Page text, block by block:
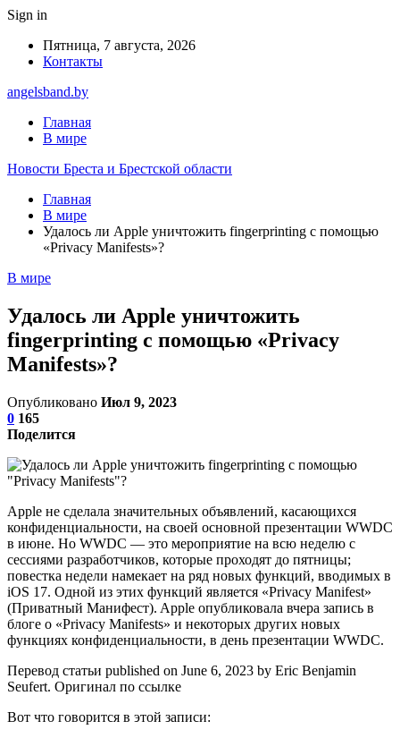
Sign in
Пятница, 7 августа, 2026
Контакты
angelsband.by
Главная
В мире
Новости Бреста и Брестской области
Главная
В мире
Удалось ли Apple уничтожить fingerprinting с помощью
«Privacy Manifests»?
В мире
Удалось ли Apple уничтожить
fingerprinting с помощью «Privacy
Manifests»?
Опубликовано Июл 9, 2023
0 165
Поделится
Apple не сделала значительных объявлений, касающихся
конфиденциальности, на своей основной презентации WWDC
в июне. Но WWDC — это мероприятие на всю неделю с
сессиями разработчиков, которые проходят до пятницы;
повестка недели намекает на ряд новых функций, вводимых в
iOS 17. Одной из этих функций является «Privacy Manifest»
(Приватный Манифест). Apple опубликовала вчера запись в
блоге о «Privacy Manifests» и некоторых других новых
функциях конфиденциальности, в день презентации WWDC.
Перевод статьи published on June 6, 2023 by Eric Benjamin
Seufert. Оригинал по ссылке
Вот что говорится в этой записи: